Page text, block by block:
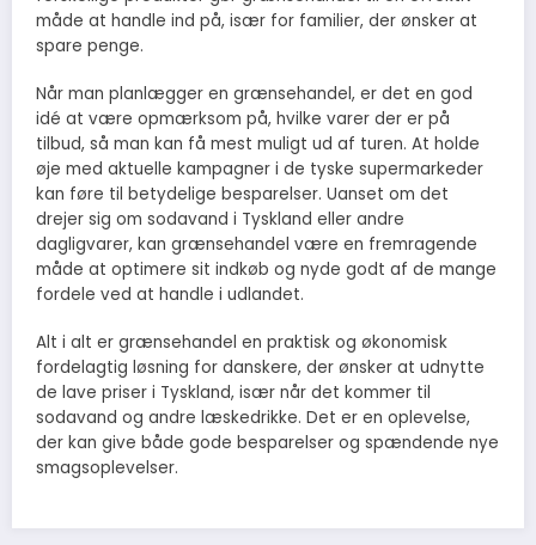
måde at handle ind på, især for familier, der ønsker at
spare penge.
Når man planlægger en grænsehandel, er det en god
idé at være opmærksom på, hvilke varer der er på
tilbud, så man kan få mest muligt ud af turen. At holde
øje med aktuelle kampagner i de tyske supermarkeder
kan føre til betydelige besparelser. Uanset om det
drejer sig om sodavand i Tyskland eller andre
dagligvarer, kan grænsehandel være en fremragende
måde at optimere sit indkøb og nyde godt af de mange
fordele ved at handle i udlandet.
Alt i alt er grænsehandel en praktisk og økonomisk
fordelagtig løsning for danskere, der ønsker at udnytte
de lave priser i Tyskland, især når det kommer til
sodavand og andre læskedrikke. Det er en oplevelse,
der kan give både gode besparelser og spændende nye
smagsoplevelser.